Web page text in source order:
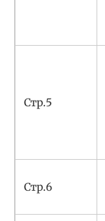
Стр.5
Стр.6